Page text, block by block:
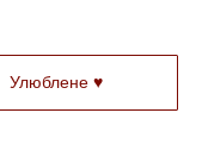
Улюблене ♥